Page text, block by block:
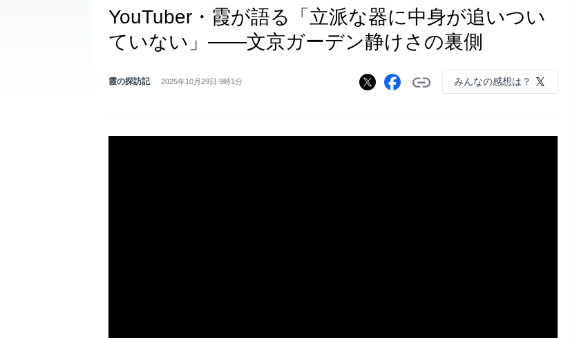
YouTuber・霞が語る「立派な器に中身が追いつい
ていない」――文京ガーデン静けさの裏側
霞の探訪記 2025年10月29日 9時1分 みんなの感想は？